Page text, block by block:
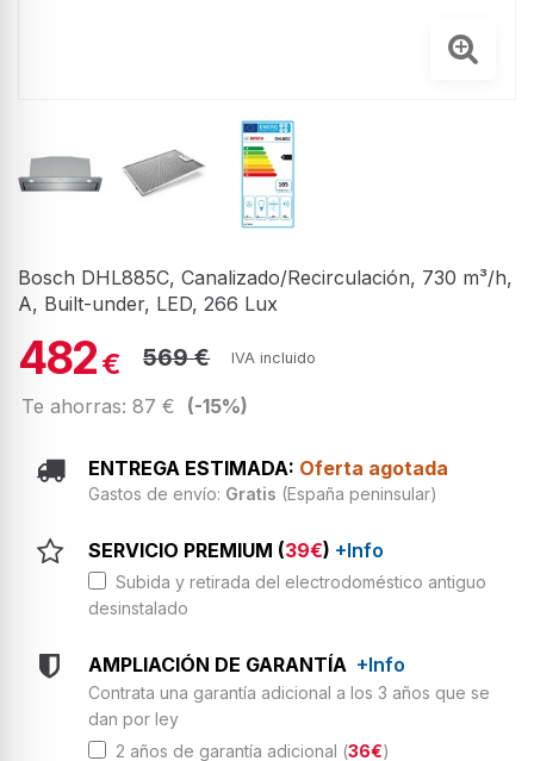
Bosch DHL885C, Canalizado/Recirculación, 730 m³/h,
A, Built-under, LED, 266 Lux
482€ 569 € IVA incluido
Te ahorras: 87 € (-15%)
ENTREGA ESTIMADA: Oferta agotada
Gastos de envío: Gratis (España peninsular)
SERVICIO PREMIUM (39€) +Info
Subida y retirada del electrodoméstico antiguo
desinstalado
AMPLIACIÓN DE GARANTÍA +Info
Contrata una garantía adicional a los 3 años que se
dan por ley
2 años de garantía adicional (36€)